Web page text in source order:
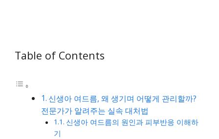
Table of Contents
신생아 여드름, 왜 생기며 어떻게 관리할까?
전문가가 알려주는 실속 대처법
신생아 여드름의 원인과 피부반응 이해하
기